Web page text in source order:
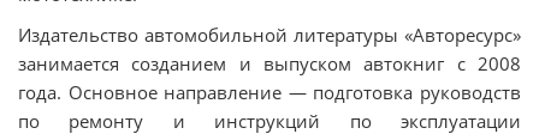
Издательство автомобильной литературы «Авторесурс»
занимается созданием и выпуском автокниг с 2008
года. Основное направление — подготовка руководств
по ремонту и инструкций по эксплуатации